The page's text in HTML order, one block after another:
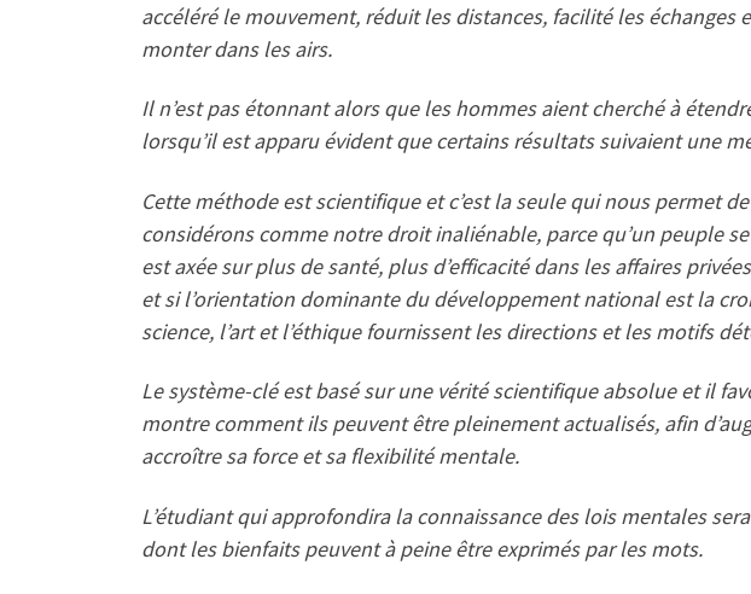
accéléré le mouvement, réduit les distances, facilité les
monter dans les airs.
Il n’est pas étonnant alors que les hommes aient cherché à
lorsqu’il est apparu évident que certains résultats suivaient une
Cette méthode est scientifique et c’est la seule qui nous permet
considérons comme notre droit inaliénable, parce qu’un peuple
est axée sur plus de santé, plus d’efficacité dans les affaires
et si l’orientation dominante du développement national est la
science, l’art et l’éthique fournissent les directions et les motifs
Le système-clé est basé sur une vérité scientifique absolue et il
montre comment ils peuvent être pleinement actualisés, afin
accroître sa force et sa flexibilité mentale.
L’étudiant qui approfondira la connaissance des lois mentales
dont les bienfaits peuvent à peine être exprimés par les mots.